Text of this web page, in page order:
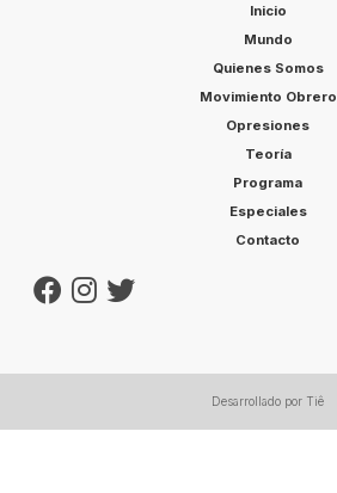
Inicio
Mundo
Quienes Somos
Movimiento Obrero
Opresiones
Teoría
Programa
Especiales
Contacto
Desarrollado por Tiê